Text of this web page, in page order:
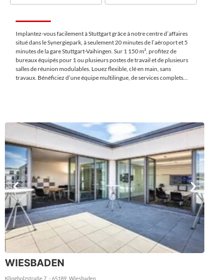
Implantez-vous facilement à Stuttgart grâce à notre centre d’affaires
situé dans le Synergiepark, à seulement 20 minutes de l’aéroport et 5
minutes de la gare Stuttgart-Vaihingen. Sur 1 150 m², profitez de
bureaux équipés pour 1 ou plusieurs postes de travail et de plusieurs
salles de réunion modulables. Louez flexible, clé en main, sans
travaux. Bénéficiez d’une équipe multilingue, de services complets
WIESBADEN
Klingholzstraße 7 - 65189 Wiesbaden